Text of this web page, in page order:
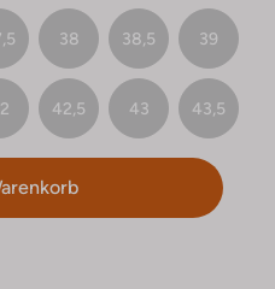
38 38,5 39
42,5 43 43,5